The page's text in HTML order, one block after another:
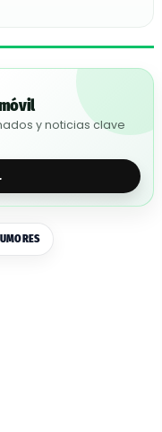
y noticias clave